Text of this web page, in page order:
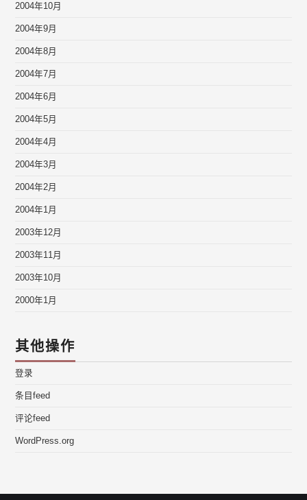
2004年10月
2004年9月
2004年8月
2004年7月
2004年6月
2004年5月
2004年4月
2004年3月
2004年2月
2004年1月
2003年12月
2003年11月
2003年10月
2000年1月
其他操作
登录
条目feed
评论feed
WordPress.org